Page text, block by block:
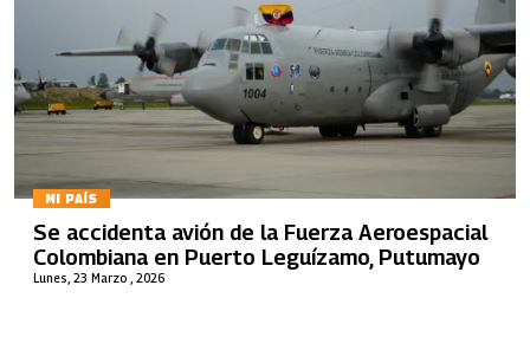
MI PAÍS
Lunes, 23 Marzo , 2026
Se accidenta avión de la Fuerza Aeroespacial
Colombiana en Puerto Leguízamo, Putumayo